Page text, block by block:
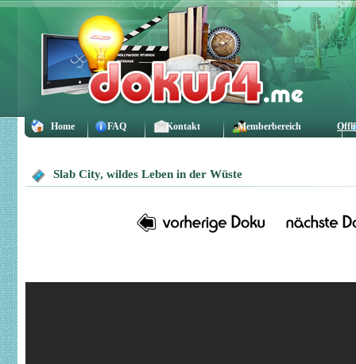
Home FAQ Kontakt Memberbereich
Slab City, wildes Leben in der Wüste